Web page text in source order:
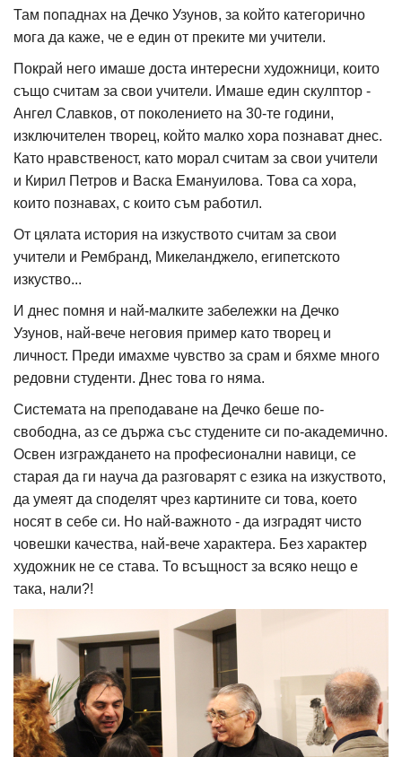
Там попаднах на Дечко Узунов, за който категорично
мога да каже, че е един от преките ми учители.
Покрай него имаше доста интересни художници, които
също считам за свои учители. Имаше един скулптор -
Ангел Славков, от поколението на 30-те години,
изключителен творец, който малко хора познават днес.
Като нравственост, като морал считам за свои учители
и Кирил Петров и Васка Емануилова. Това са хора,
които познавах, с които съм работил.
От цялата история на изкуството считам за свои
учители и Рембранд, Микеланджело, египетското
изкуство...
И днес помня и най-малките забележки на Дечко
Узунов, най-вече неговия пример като творец и
личност. Преди имахме чувство за срам и бяхме много
редовни студенти. Днес това го няма.
Системата на преподаване на Дечко беше по-
свободна, аз се държа със студените си по-академично.
Освен изграждането на професионални навици, се
старая да ги науча да разговарят с езика на изкуството,
да умеят да споделят чрез картините си това, което
носят в себе си. Но най-важното - да изградят чисто
човешки качества, най-вече характера. Без характер
художник не се става. То всъщност за всяко нещо е
така, нали?!